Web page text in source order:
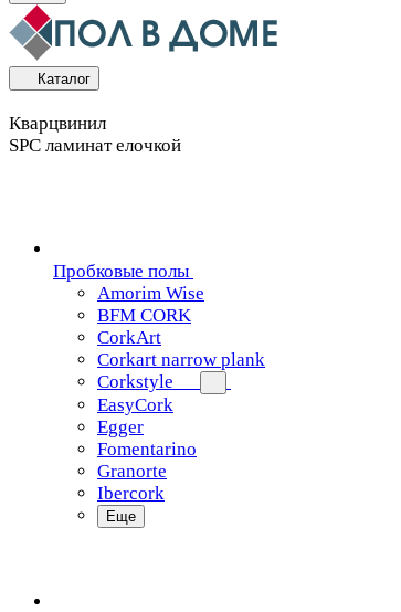
Каталог
Кварцвинил
SPC ламинат елочкой
Пробковые полы
Amorim Wise
BFM CORK
CorkArt
Corkart narrow plank
Corkstyle
EasyCork
Egger
Fomentarino
Granorte
Ibercork
Еще